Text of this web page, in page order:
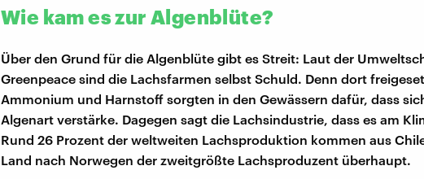
Wie kam es zur Algenblüte?
Über den Grund für die Algenblüte gibt es Streit: Laut der
Greenpeace sind die Lachsfarmen selbst Schuld. Denn dort
Ammonium und Harnstoff sorgten in den Gewässern dafür, dass
Algenart verstärke. Dagegen sagt die Lachsindustrie, dass es am
Rund 26 Prozent der weltweiten Lachsproduktion kommen aus
Land nach Norwegen der zweitgrößte Lachsproduzent überhaupt.